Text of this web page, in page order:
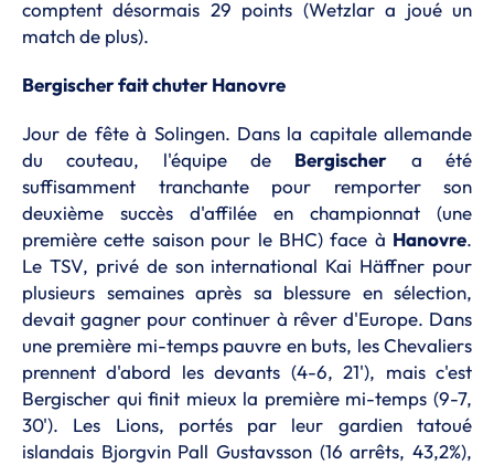
comptent désormais 29 points (Wetzlar a joué un
match de plus).
Bergischer fait chuter Hanovre
Jour de fête à Solingen. Dans la capitale allemande
du couteau, l'équipe de Bergischer a été
suffisamment tranchante pour remporter son
deuxième succès d'affilée en championnat (une
première cette saison pour le BHC) face à Hanovre.
Le TSV, privé de son international Kai Häffner pour
plusieurs semaines après sa blessure en sélection,
devait gagner pour continuer à rêver d'Europe. Dans
une première mi-temps pauvre en buts, les Chevaliers
prennent d'abord les devants (4-6, 21'), mais c'est
Bergischer qui finit mieux la première mi-temps (9-7,
30'). Les Lions, portés par leur gardien tatoué
islandais Bjorgvin Pall Gustavsson (16 arrêts, 43,2%),